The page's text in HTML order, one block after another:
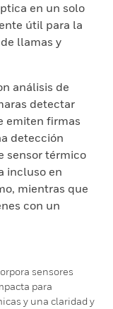
en un solo
útil para la
llamas y
análisis de
detectar
emiten firmas
detección
sensor térmico
incluso en
mientras que
con un
sensores
para
y una claridad y